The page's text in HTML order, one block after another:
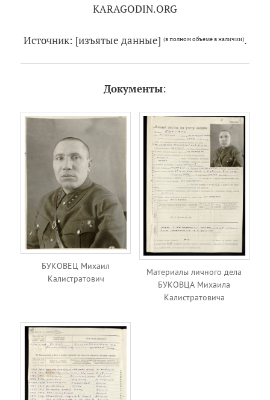
KARAGODIN.ORG
Источник: [изъятые данные] (в полном объеме в наличии).
Документы:
БУКОВЕЦ Михаил
Калистратович
Материалы личного дела
БУКОВЦА Михаила
Калистратовича